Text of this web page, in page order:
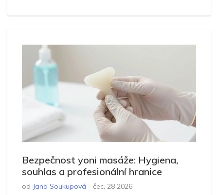
Bezpečnost yoni masáže: Hygiena,
souhlas a profesionální hranice
od Jana Soukupová čec, 28 2026